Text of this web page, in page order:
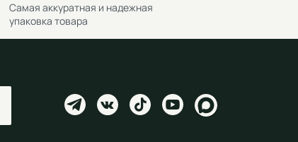
Самая аккуратная и надежная
упаковка товара